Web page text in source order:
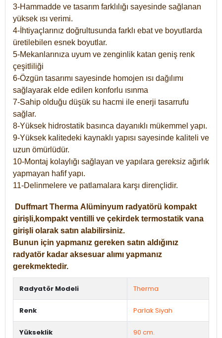
3-Hammadde ve tasarım farklılığı sayesinde sağlanan
yüksek ısı verimi.
4-İhtiyaçlarınız doğrultusunda farklı ebat ve boyutlarda
üretilebilen esnek boyutlar.
5-Mekanlarınıza uyum ve zenginlik katan geniş renk
çeşitliliği
6-Özgün tasarımı sayesinde homojen ısı dağılımı
sağlayarak elde edilen konforlu ısınma
7-Sahip olduğu düşük su hacmi ile enerji tasarrufu
sağlar.
8-Yüksek hidrostatik basınca dayanıklı mükemmel yapı.
9-Yüksek kalitedeki kaynaklı yapısı sayesinde kaliteli ve
uzun ömürlüdür.
10-Montaj kolaylığı sağlayan ve yapılara gereksiz ağırlık
yapmayan hafif yapı.
11-Delinmelere ve patlamalara karşı dirençlidir.
Duffmart Therma Alüminyum radyatörü kompakt
girişli,kompakt ventilli ve çekirdek termostatik vana
girişli olarak satın alabilirsiniz.
Bunun için yapmanız gereken satın aldığınız
radyatör kadar aksesuar alımı yapmanız
gerekmektedir.
Radyatör Modeli Therma
Renk Parlak Siyah
Yükseklik 90 cm.